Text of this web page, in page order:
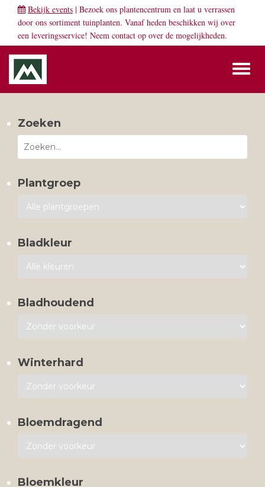
Bekijk events | Bezoek ons plantencentrum en laat u verrassen
door ons sortiment tuinplanten. Vanaf heden beschikken wij over
een leveringsservice! Neem contact op over de mogelijkheden.
Zoeken
Plantgroep
Bladkleur
Bladhoudend
Winterhard
Bloemdragend
Bloemkleur